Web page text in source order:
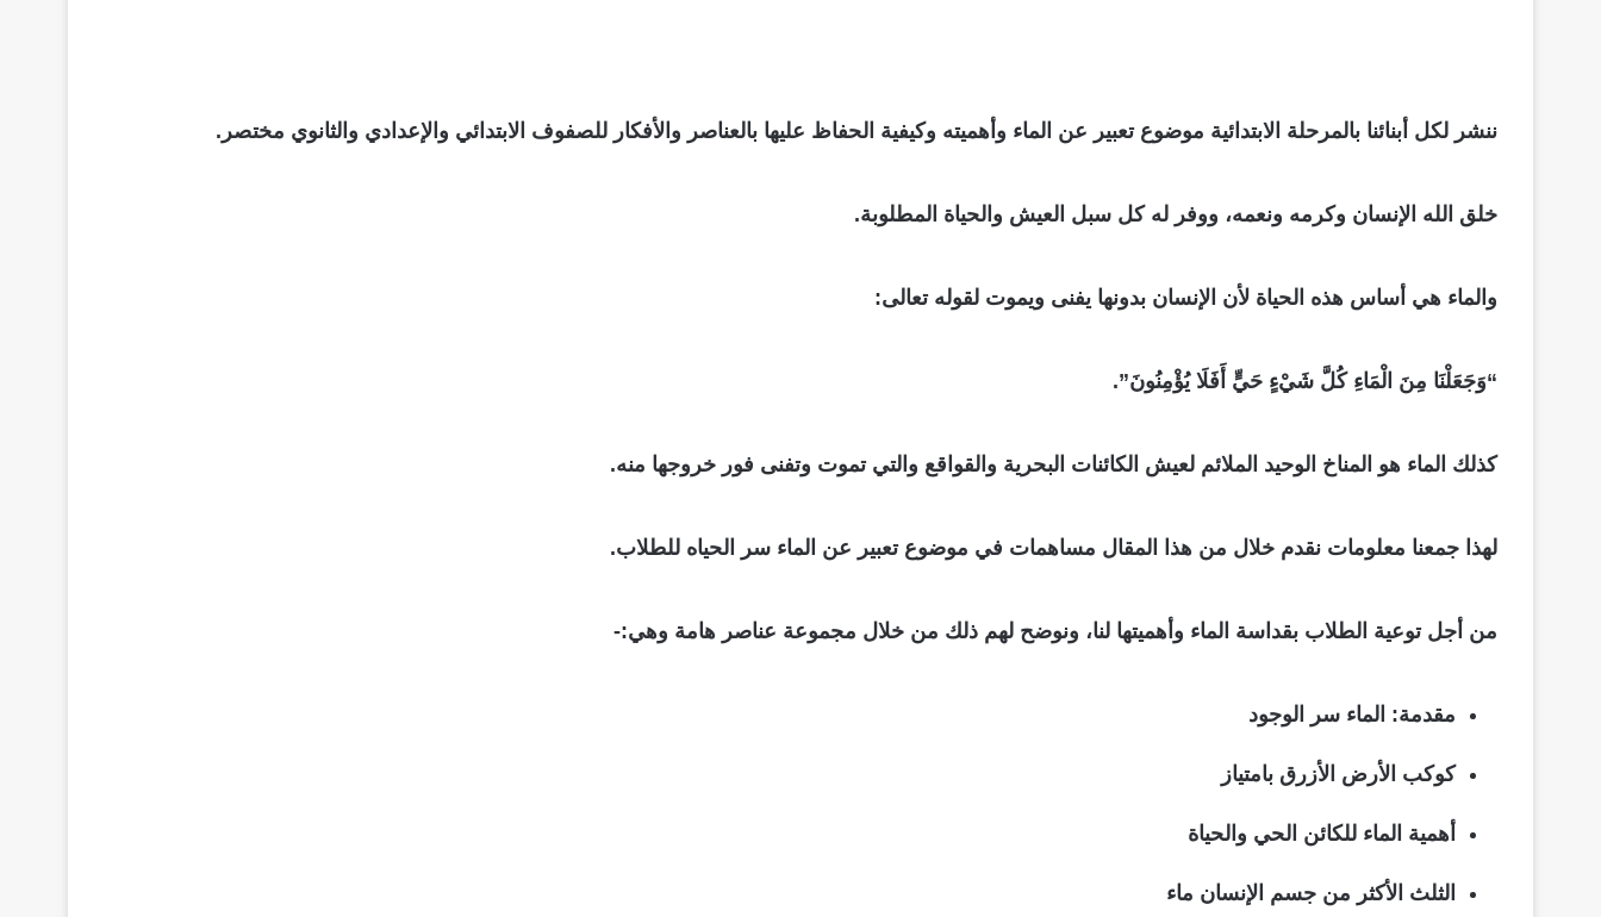
ننشر لكل أبنائنا بالمرحلة الابتدائية موضوع تعبير عن الماء وأهميته وكيفية الحفاظ عليها بالعناصر والأفكار للصفوف الابتدائي والإعدادي والثانوي مختصر.
خلق الله الإنسان وكرمه ونعمه، ووفر له كل سبل العيش والحياة المطلوبة.
والماء هي أساس هذه الحياة لأن الإنسان بدونها يفنى ويموت لقوله تعالى:
“وَجَعَلْنَا مِنَ الْمَاءِ كُلَّ شَيْءٍ حَيٍّ أَفَلَا يُؤْمِنُونَ”.
كذلك الماء هو المناخ الوحيد الملائم لعيش الكائنات البحرية والقواقع والتي تموت وتفنى فور خروجها منه.
لهذا جمعنا معلومات نقدم خلال من هذا المقال مساهمات في موضوع تعبير عن الماء سر الحياه للطلاب.
من أجل توعية الطلاب بقداسة الماء وأهميتها لنا، ونوضح لهم ذلك من خلال مجموعة عناصر هامة وهي:-
مقدمة: الماء سر الوجود
كوكب الأرض الأزرق بامتياز
أهمية الماء للكائن الحي والحياة
الثلث الأكثر من جسم الإنسان ماء